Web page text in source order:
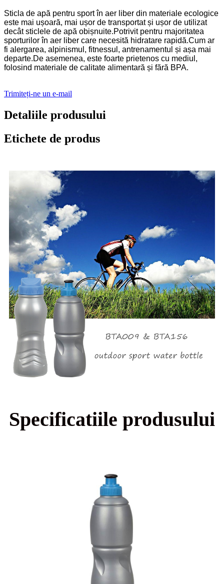
Sticla de apă pentru sport în aer liber din materiale ecologice
este mai ușoară, mai ușor de transportat și ușor de utilizat
decât sticlele de apă obișnuite.Potrivit pentru majoritatea
sporturilor în aer liber care necesită hidratare rapidă.Cum ar
fi alergarea, alpinismul, fitnessul, antrenamentul și așa mai
departe.De asemenea, este foarte prietenos cu mediul,
folosind materiale de calitate alimentară și fără BPA.
Trimiteți-ne un e-mail
Detaliile produsului
Etichete de produs
Specificatiile produsului